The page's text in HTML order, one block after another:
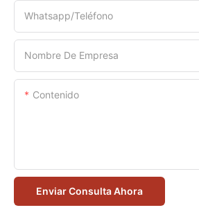
Whatsapp/Teléfono
Nombre De Empresa
Contenido
Enviar Consulta Ahora